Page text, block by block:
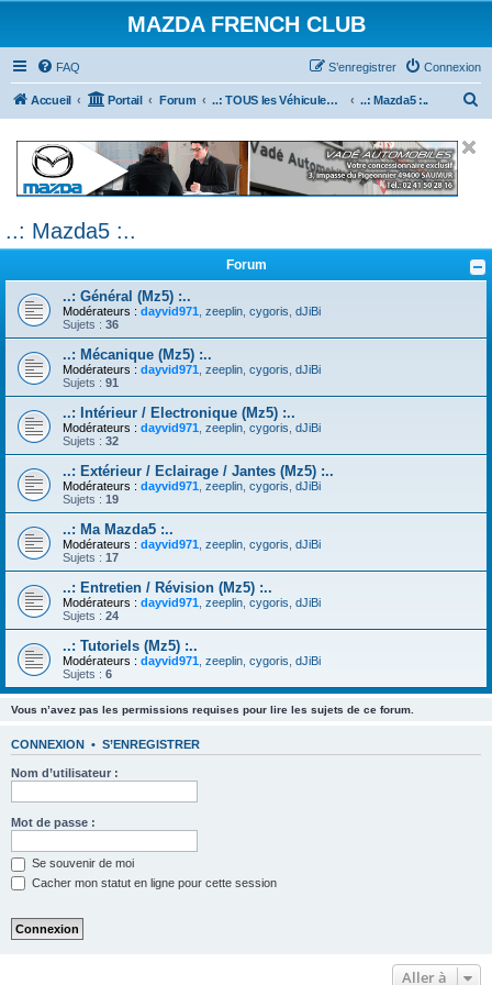
MAZDA FRENCH CLUB
FAQ Connexion
S’enregistrer
Accueil Portail Forum ..: TOUS les Véhicules MAZDA :.. ..: Mazda5 :..
c
h
r
..: Mazda5 :..
Forum
..: Général (Mz5) :..
Modérateurs : dayvid971 zeeplin cygoris dJiBi
Sujets : 36
..: Mécanique (Mz5) :..
Modérateurs : dayvid971 zeeplin cygoris dJiBi
Sujets : 91
..: Intérieur / Electronique (Mz5) :..
Modérateurs : dayvid971 zeeplin cygoris dJiBi
Sujets : 32
..: Extérieur / Eclairage / Jantes (Mz5) :..
Modérateurs : dayvid971 zeeplin cygoris dJiBi
Sujets : 19
..: Ma Mazda5 :..
Modérateurs : dayvid971 zeeplin cygoris dJiBi
Sujets : 17
..: Entretien / Révision (Mz5) :..
Modérateurs : dayvid971 zeeplin cygoris dJiBi
Sujets : 24
..: Tutoriels (Mz5) :..
Modérateurs : dayvid971 zeeplin cygoris dJiBi
Sujets : 6
Vous n’avez pas les permissions requises pour lire les sujets de ce forum.
CONNEXION • S’ENREGISTRER
Nom d’utilisateur :
Mot de passe :
Se souvenir de moi
Cacher mon statut en ligne pour cette session
Aller à